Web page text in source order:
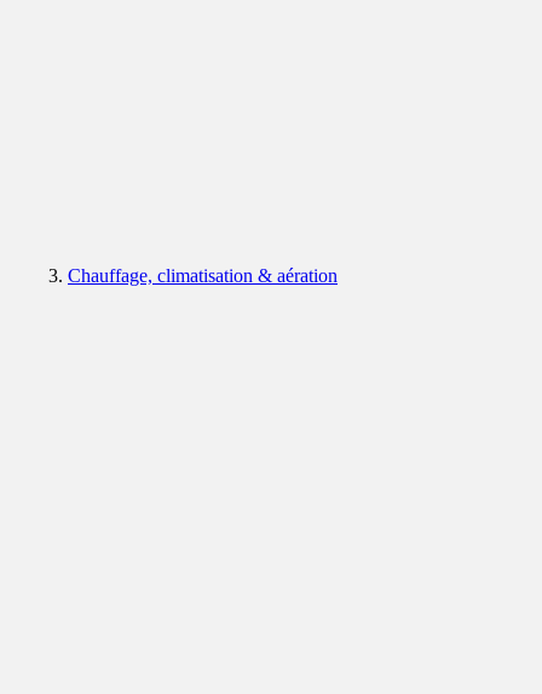
Chauffage, climatisation & aération